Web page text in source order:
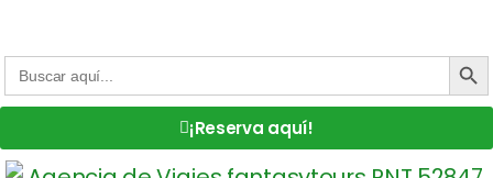
Buscar: BOTÓN
¡Reserva aquí!